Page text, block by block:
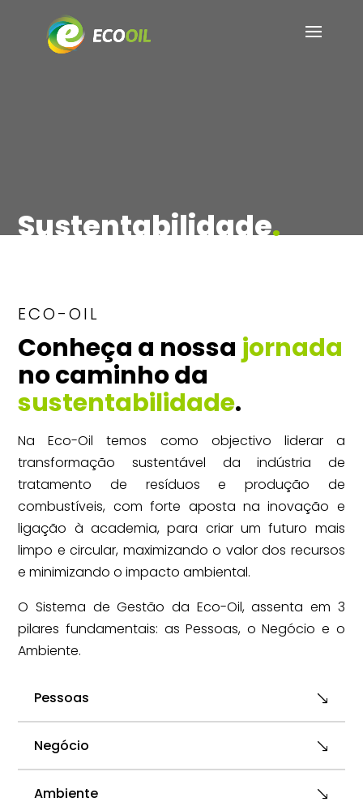
Sustentabilidade.
ECO-OIL
Conheça a nossa jornada
no caminho da
sustentabilidade.
Na Eco-Oil temos como objectivo liderar a
transformação sustentável da indústria de
tratamento de resíduos e produção de
combustíveis, com forte aposta na inovação e
ligação à academia, para criar um futuro mais
limpo e circular, maximizando o valor dos recursos
e minimizando o impacto ambiental.
O Sistema de Gestão da Eco-Oil, assenta em 3
pilares fundamentais: as Pessoas, o Negócio e o
Ambiente.
Pessoas
Negócio
Ambiente